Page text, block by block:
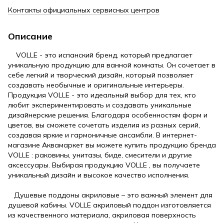
Контакты официальных сервисных центров
Описание
VOLLE - это испанский бренд, который предлагает
уникальную продукцию для ванной комнаты. Он сочетает в
себе легкий и творческий дизайн, который позволяет
создавать необычные и оригинальные интерьеры.
Продукция VOLLE - это идеальный выбор для тех, кто
любит экспериментировать и создавать уникальные
дизайнерские решения. Благодаря особенностям форм и
цветов, вы сможете сочетать изделия из разных серий,
создавая яркие и гармоничные ансамбли. В интернет-
магазине Аквамаркет вы можете купить продукцию бренда
VOLLE : раковины, унитазы, биде, смесители и другие
аксессуары. Выбирая продукцию VOLLE , вы получаете
уникальный дизайн и высокое качество исполнения.
Душевые поддоны акриловые – это важный элемент для
душевой кабины. VOLLE акриловый поддон изготовляется
из качественного материала, акриловая поверхность